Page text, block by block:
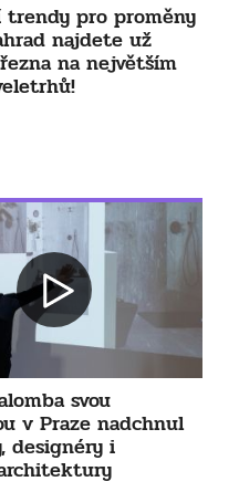
trendy pro proměny
najdete už
na největším
svou
v Praze nadchnul
designéry i